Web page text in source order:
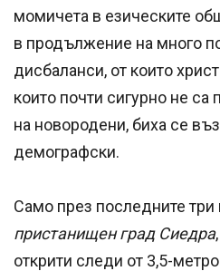
момичета в езическите
в продължение на много
дисбаланси, от които
които почти сигурно не са
на новородени, биха се
демографски.
Само през последните три
пристанищен град Сиедра
открити следи от 3,5-